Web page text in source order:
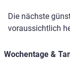
Die nächste
voraussichtlich
Wochentage &